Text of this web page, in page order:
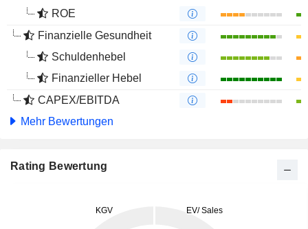
ROE
Finanzielle Gesundheit
Schuldenhebel
Finanzieller Hebel
CAPEX/EBITDA
Mehr Bewertungen
Rating Bewertung